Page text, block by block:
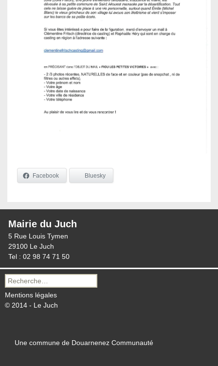
Facebook Bluesky
Mairie du Juch
5 Rue Louis Tymen
29100 Le Juch
Tel : 02 98 74 71 50
Recherche
pour :
Mentions légales
© 2014 - Le Juch
Une commune de Douarnenez Communauté